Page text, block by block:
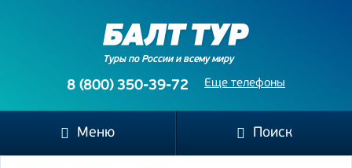
Туры по России и всему миру
Еще телефоны
8 (800) 350-39-72
Меню Поиск